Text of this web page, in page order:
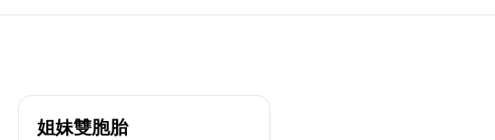
姐妹雙胞胎